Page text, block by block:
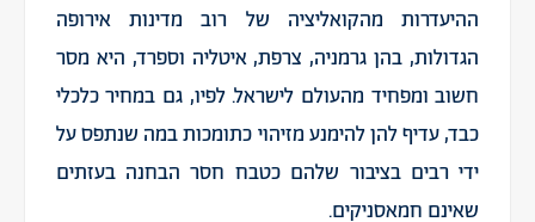
ההיעדרות מהקואליציה של רוב מדינות אירופה
הגדולות, בהן גרמניה, צרפת, איטליה וספרד, היא מסר
חשוב ומפחיד מהעולם לישראל. לפיו, גם במחיר כלכלי
כבד, עדיף להן להימנע מזיהוי כתומכות במה שנתפס על
ידי רבים בציבור שלהם כטבח חסר הבחנה בעזתים
שאינם חמאסניקים.